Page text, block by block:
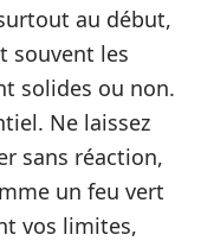
au début,
souvent les
solides ou non.
Ne laissez
sans réaction,
un feu vert
vos limites,